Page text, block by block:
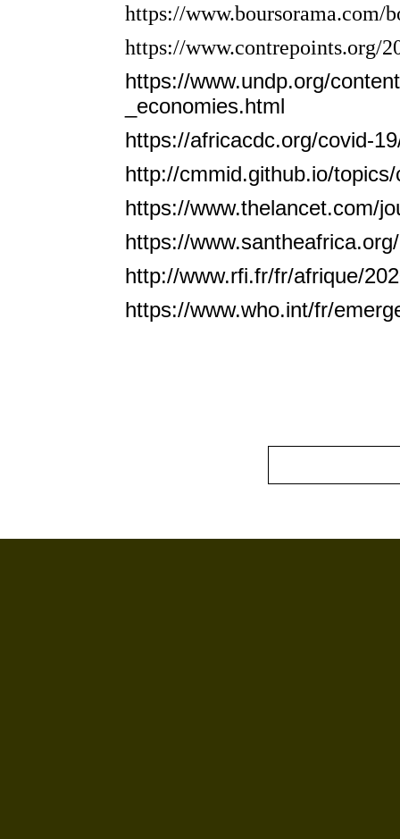
https://www.boursorama.com/
https://www.contrepoints.org/
https://www.undp.org/
_economies.html
https://africacdc.org/covid-
http://cmmid.github.io/
https://www.thelancet.com/
https://
http://www.rfi.fr/fr/afrique/
https://www.who.int/fr/